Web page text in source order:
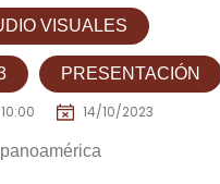
VISUALES
PRESENTACIÓN
10:00 14/10/2023